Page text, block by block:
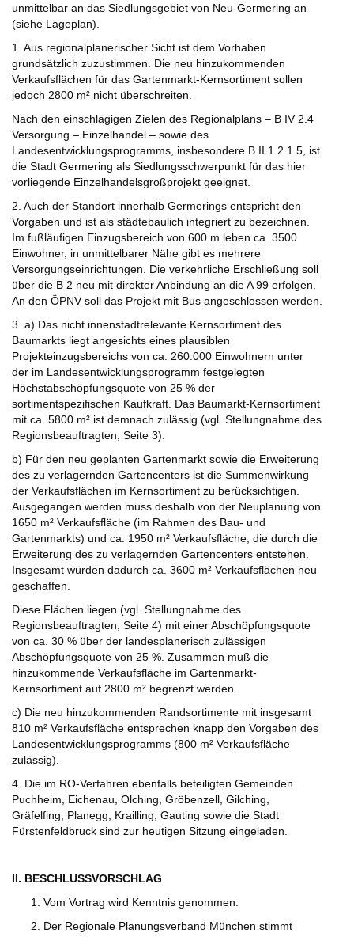
unmittelbar an das Siedlungsgebiet von Neu-Germering an
(siehe Lageplan).
1. Aus regionalplanerischer Sicht ist dem Vorhaben
grundsätzlich zuzustimmen. Die neu hinzukommenden
Verkaufsflächen für das Gartenmarkt-Kernsortiment sollen
jedoch 2800 m² nicht überschreiten.
Nach den einschlägigen Zielen des Regionalplans – B IV 2.4
Versorgung – Einzelhandel – sowie des
Landesentwicklungsprogramms, insbesondere B II 1.2.1.5, ist
die Stadt Germering als Siedlungsschwerpunkt für das hier
vorliegende Einzelhandelsgroßprojekt geeignet.
2. Auch der Standort innerhalb Germerings entspricht den
Vorgaben und ist als städtebaulich integriert zu bezeichnen.
Im fußläufigen Einzugsbereich von 600 m leben ca. 3500
Einwohner, in unmittelbarer Nähe gibt es mehrere
Versorgungseinrichtungen. Die verkehrliche Erschließung soll
über die B 2 neu mit direkter Anbindung an die A 99 erfolgen.
An den ÖPNV soll das Projekt mit Bus angeschlossen werden.
3. a) Das nicht innenstadtrelevante Kernsortiment des
Baumarkts liegt angesichts eines plausiblen
Projekteinzugsbereichs von ca. 260.000 Einwohnern unter
der im Landesentwicklungsprogramm festgelegten
Höchstabschöpfungsquote von 25 % der
sortimentspezifischen Kaufkraft. Das Baumarkt-Kernsortiment
mit ca. 5800 m² ist demnach zulässig (vgl. Stellungnahme des
Regionsbeauftragten, Seite 3).
b) Für den neu geplanten Gartenmarkt sowie die Erweiterung
des zu verlagernden Gartencenters ist die Summenwirkung
der Verkaufsflächen im Kernsortiment zu berücksichtigen.
Ausgegangen werden muss deshalb von der Neuplanung von
1650 m² Verkaufsfläche (im Rahmen des Bau- und
Gartenmarkts) und ca. 1950 m² Verkaufsfläche, die durch die
Erweiterung des zu verlagernden Gartencenters entstehen.
Insgesamt würden dadurch ca. 3600 m² Verkaufsflächen neu
geschaffen.
Diese Flächen liegen (vgl. Stellungnahme des
Regionsbeauftragten, Seite 4) mit einer Abschöpfungsquote
von ca. 30 % über der landesplanerisch zulässigen
Abschöpfungsquote von 25 %. Zusammen muß die
hinzukommende Verkaufsfläche im Gartenmarkt-
Kernsortiment auf 2800 m² begrenzt werden.
c) Die neu hinzukommenden Randsortimente mit insgesamt
810 m² Verkaufsfläche entsprechen knapp den Vorgaben des
Landesentwicklungsprogramms (800 m² Verkaufsfläche
zulässig).
4. Die im RO-Verfahren ebenfalls beteiligten Gemeinden
Puchheim, Eichenau, Olching, Gröbenzell, Gilching,
Gräfelfing, Planegg, Krailling, Gauting sowie die Stadt
Fürstenfeldbruck sind zur heutigen Sitzung eingeladen.
II. BESCHLUSSVORSCHLAG
Vom Vortrag wird Kenntnis genommen.
Der Regionale Planungsverband München stimmt